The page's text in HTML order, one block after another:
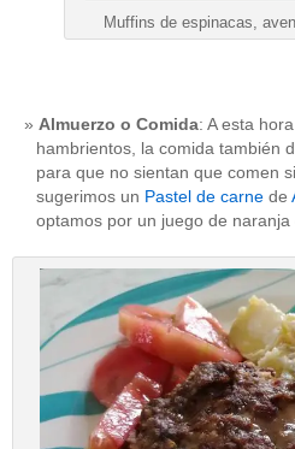
Muffins de espinacas,
Almuerzo o Comida: A esta
hambrientos, la comida también
para que no sientan que comen
sugerimos un Pastel de carne de
optamos por un juego de naranja